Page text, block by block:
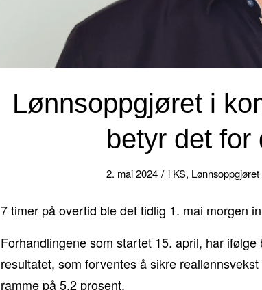
Lønnsoppgjøret i
betyr det for
2. mai 2024 / i KS,
7 timer på overtid ble det tidlig 1. mai morgen
Forhandlingene som startet 15. april, har
resultatet, som forventes å sikre
ramme på 5,2 prosent.